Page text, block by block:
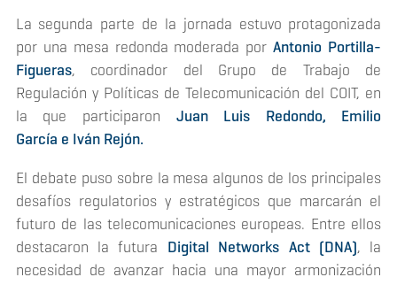
La segunda parte de la jornada estuvo protagonizada
por una mesa redonda moderada porAntonio Portilla-
Figueras, coordinador del Grupo de Trabajo de
Regulación y Políticas de Telecomunicación del COIT, en
la que participaron Juan Luis Redondo, Emilio
García e Iván Rejón.
El debate puso sobre la mesa algunos de los principales
desafíos regulatorios y estratégicos que marcarán el
futuro de las telecomunicaciones europeas. Entre ellos
destacaron la futura Digital Networks Act (DNA), la
necesidad de avanzar hacia una mayor armonización